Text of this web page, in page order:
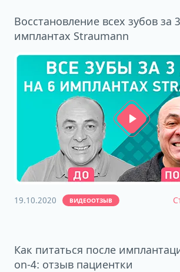
Восстановление всех зубов за
имплантах Straumann
19.10.2020 ВИДЕООТЗЫВ
Как питаться после
on-4: отзыв пациентки